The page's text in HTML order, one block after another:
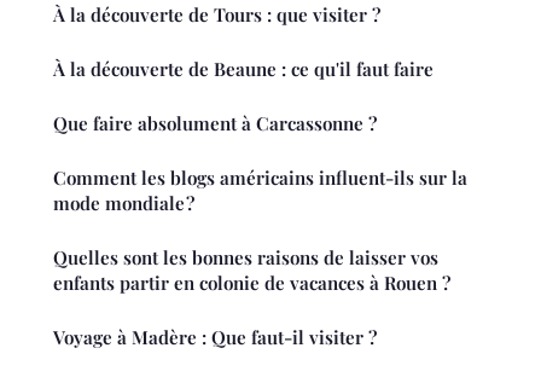
À la découverte de Tours : que visiter ?
À la découverte de Beaune : ce qu'il faut faire
Que faire absolument à Carcassonne ?
Comment les blogs américains influent-ils sur la
mode mondiale ?
Quelles sont les bonnes raisons de laisser vos
enfants partir en colonie de vacances à Rouen ?
Voyage à Madère : Que faut-il visiter ?